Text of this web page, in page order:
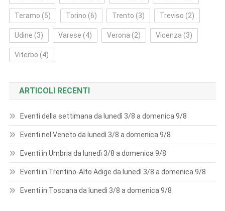
Teramo (5) Torino (6) Trento (3) Treviso (2)
Udine (3) Varese (4) Verona (2) Vicenza (3)
Viterbo (4)
ARTICOLI RECENTI
Eventi della settimana da lunedì 3/8 a domenica 9/8
Eventi nel Veneto da lunedì 3/8 a domenica 9/8
Eventi in Umbria da lunedì 3/8 a domenica 9/8
Eventi in Trentino-Alto Adige da lunedì 3/8 a domenica 9/8
Eventi in Toscana da lunedì 3/8 a domenica 9/8